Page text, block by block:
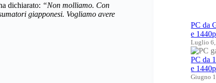
dichiarato: “Non molliamo. Con
giapponesi. Vogliamo avere
PC da
e 1440p
Luglio
PC da
e 1440p
Giugno